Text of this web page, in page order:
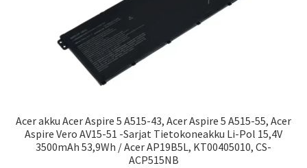
Acer akku Acer Aspire 5 A515-43, Acer Aspire 5 A515-55, Acer
Aspire Vero AV15-51 -Sarjat Tietokoneakku Li-Pol 15,4V
3500mAh 53,9Wh / Acer AP19B5L, KT00405010, CS-
ACP515NB